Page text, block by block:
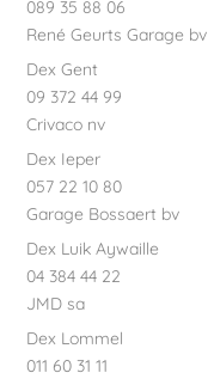
089 35 88 06
René Geurts Garage bv
Dex Gent
09 372 44 99
Crivaco nv
Dex Ieper
057 22 10 80
Garage Bossaert bv
Dex Luik Aywaille
04 384 44 22
JMD sa
Dex Lommel
011 60 31 11